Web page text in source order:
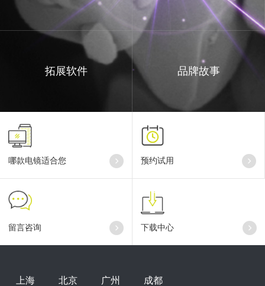
哪款电镜适合您 预约试用
留言咨询 下载中心
上海 北京 广州 成都